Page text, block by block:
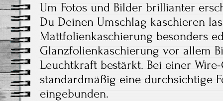
Um Fotos und Bilder brillianter
Du Deinen Umschlag kaschieren
Mattfolienkaschierung besonders
Glanzfolienkaschierung vor allem
Leuchtkraft bestärkt. Bei einer
standardmäßig eine durchsichtige
eingebunden.